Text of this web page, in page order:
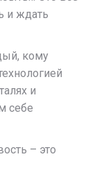
и ждать
кому
и
себе
– это